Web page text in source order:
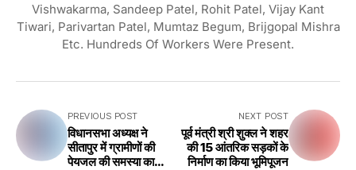
Vishwakarma, Sandeep Patel, Rohit Patel, Vijay Kant
Tiwari, Parivartan Patel, Mumtaz Begum, Brijgopal Mishra
Etc. Hundreds Of Workers Were Present.
PREVIOUS POST
विधानसभा अध्यक्ष ने
सीतापुर में ग्रामीणों की
पेयजल की समस्या का
NEXT POST
पूर्व मंत्री श्री शुक्ल ने शहर
की 15 आंतरिक सड़कों के
निर्माण का किया भूमिपूजन